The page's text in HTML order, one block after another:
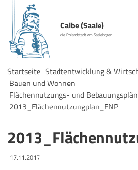
Calbe (Saale)
die Rolandstadt am Saalebogen
Startseite Stadtentwicklung &
Bauen und Wohnen
Flächennutzungs- und
2013_Flächennutzungplan_FNP
17.11.2017